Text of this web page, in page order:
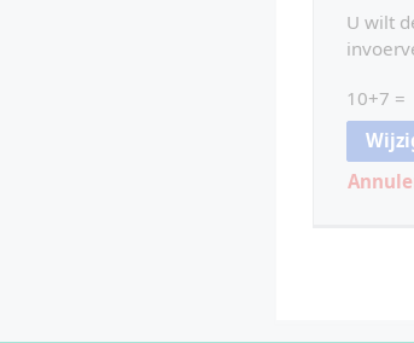
U wilt
10+7 =